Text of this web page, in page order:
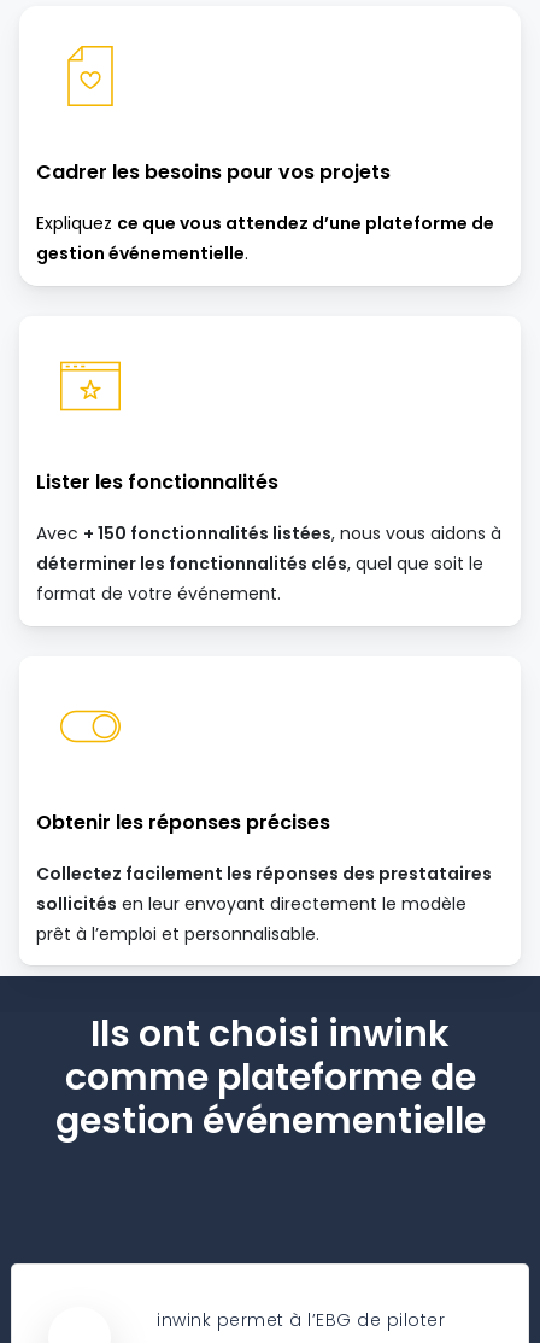
Cadrer les besoins pour vos projets
Expliquez ce que vous attendez d’une plateforme de
gestion événementielle.
Lister les fonctionnalités
Avec + 150 fonctionnalités listées, nous vous aidons à
déterminer les fonctionnalités clés, quel que soit le
format de votre événement.
Obtenir les réponses précises
Collectez facilement les réponses des prestataires
sollicités en leur envoyant directement le modèle
prêt à l’emploi et personnalisable.
Ils ont choisi inwink
comme plateforme de
gestion événementielle
inwink permet à l’EBG de piloter